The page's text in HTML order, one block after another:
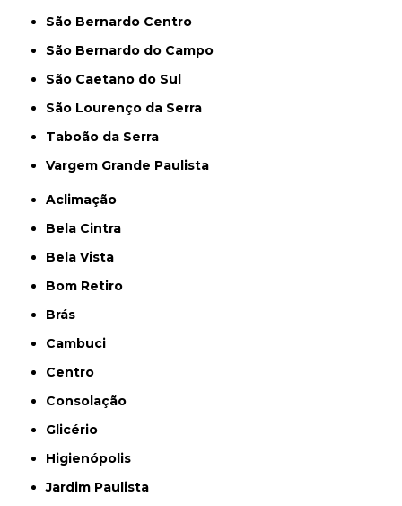
São Bernardo Centro
São Bernardo do Campo
São Caetano do Sul
São Lourenço da Serra
Taboão da Serra
Vargem Grande Paulista
Aclimação
Bela Cintra
Bela Vista
Bom Retiro
Brás
Cambuci
Centro
Consolação
Glicério
Higienópolis
Jardim Paulista